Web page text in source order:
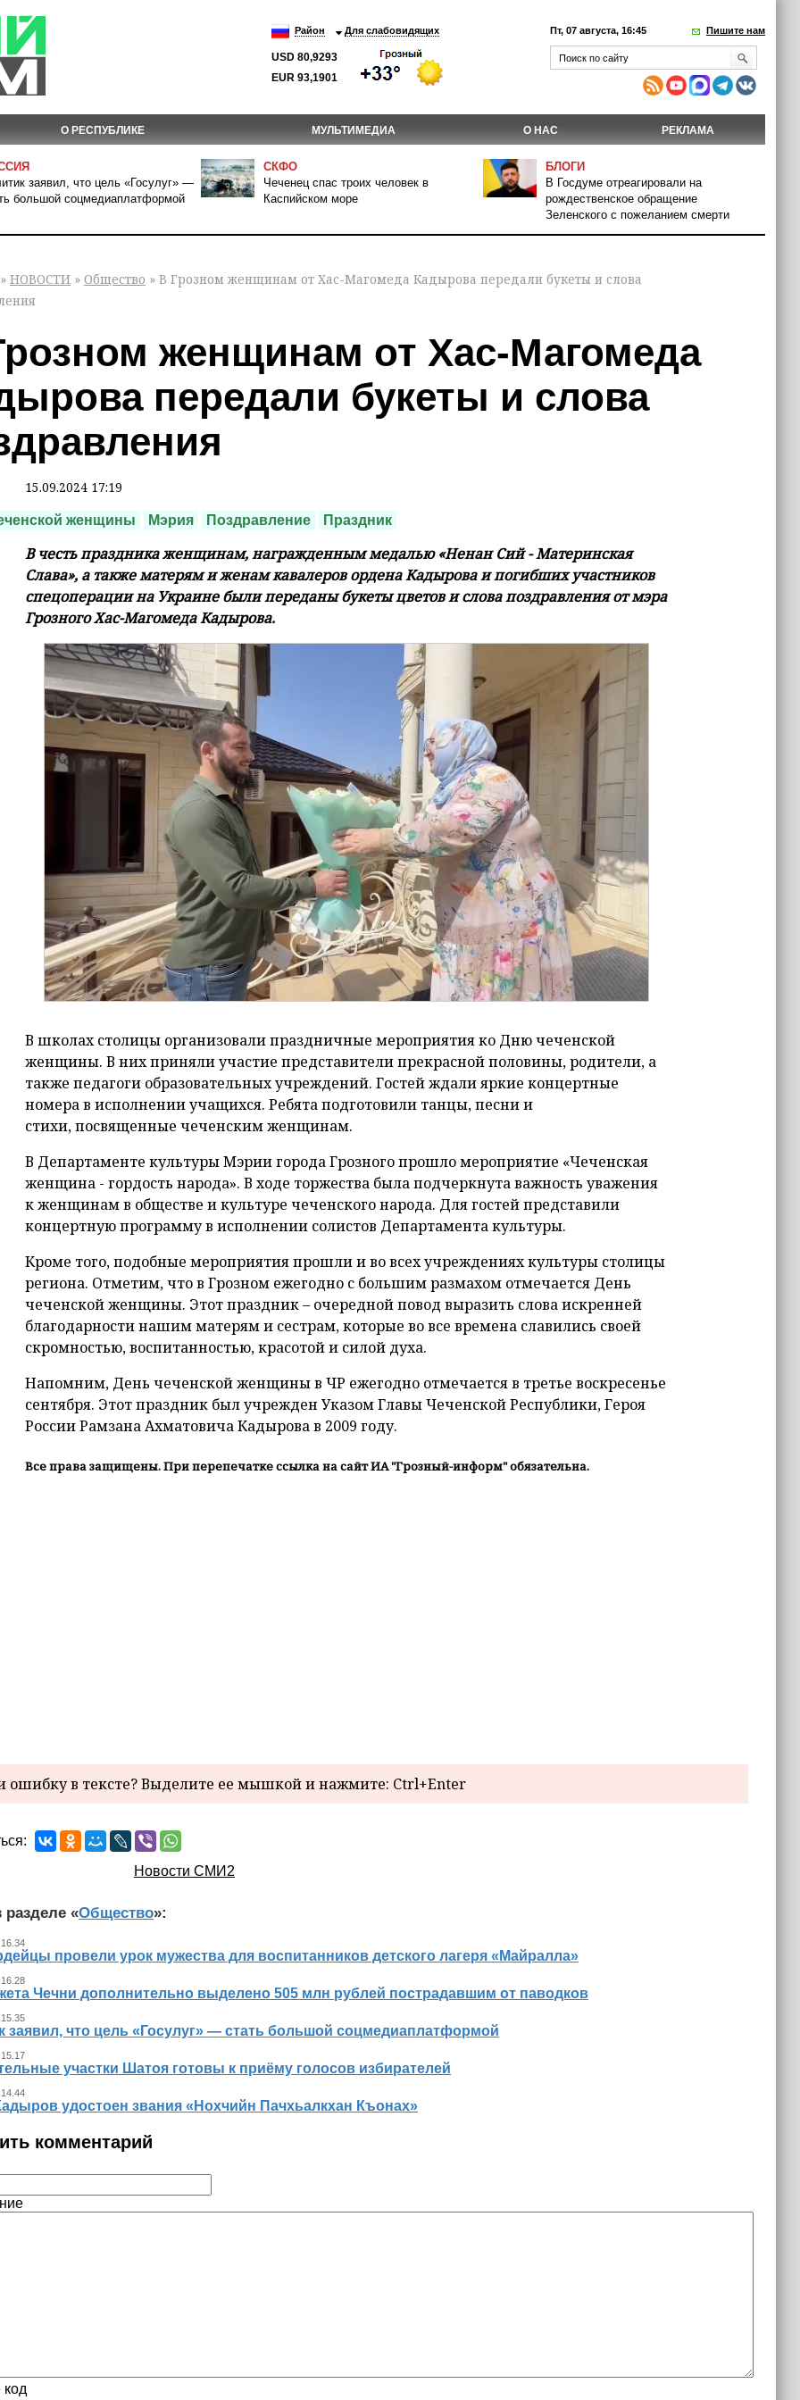
Район Для слабовидящих
USD 80,9293
EUR 93,1901
Пт, 07 августа, 16:45 Пишите нам
О РЕСПУБЛИКЕ МУЛЬТИМЕДИА О НАС РЕКЛАМА
заявил, что цель «Госулуг» —
большой соцмедиаплатформой
СКФО
Чеченец спас троих человек в
Каспийском море
БЛОГИ
В Госдуме отреагировали на
рождественское обращение
Зеленского с пожеланием смерти
» НОВОСТИ » Общество » В Грозном женщинам от Хас-Магомеда Кадырова передали букеты и слова
женщинам от Хас-Магомеда
передали букеты и слова
15.09.2024 17:19
женщины Мэрия Поздравление Праздник
В честь праздника женщинам, награжденным медалью «Ненан Сий - Материнская
Слава», а также матерям и женам кавалеров ордена Кaдырова и погибших участников
спецоперации на Украине были переданы букеты цветов и слова поздравления от мэра
Грозного Хас-Магомеда Кадырова.
В школах столицы организовали праздничные мероприятия ко Дню чеченской
женщины. В них приняли участие представители прекрасной половины, родители, а
также педагоги образовательных учреждений. Гостей ждали яркие концертные
номера в исполнении учащихся. Ребята подготовили танцы, песни и
стихи, посвященные чеченским женщинам.
В Департаменте культуры Мэрии города Грозного прошло мероприятие «Чеченская
женщина - гордость народа». В ходе торжества была подчеркнута важность уважения
к женщинам в обществе и культуре чеченского народа. Для гостей представили
концертную программу в исполнении солистов Департамента культуры.
Кроме того, подобные мероприятия прошли и во всех учреждениях культуры столицы
региона. Отметим, что в Грозном ежегодно с большим размахом отмечается День
чеченской женщины. Этот праздник – очередной повод выразить слова искренней
благодарности нашим матерям и сестрам, которые во все времена славились своей
скромностью, воспитанностью, красотой и силой духа.
Напомним, День чеченской женщины в ЧР ежегодно отмечается в третье воскресенье
сентября. Этот праздник был учрежден Указом Главы Чеченской Республики, Героя
России Рамзана Ахматовича Кадырова в 2009 году.
Все права защищены. При перепечатке ссылка на сайт ИА "Грозный-информ" обязательна.
в тексте? Выделите ее мышкой и нажмите: Ctrl+Enter
Новости СМИ2
разделе «Общество»:
провели урок мужества для воспитанников детского лагеря «Майралла»
Чечни дополнительно выделено 505 млн рублей пострадавшим от паводков
заявил, что цель «Госулуг» — стать большой соцмедиаплатформой
участки Шатоя готовы к приёму голосов избирателей
удостоен звания «Нохчийн Пачхьалкхан Къонах»
комментарий
код